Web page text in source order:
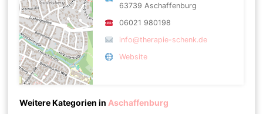
63739 Aschaffenburg
06021 980198
info@therapie-schenk.de
Website
Weitere Kategorien in Aschaffenburg